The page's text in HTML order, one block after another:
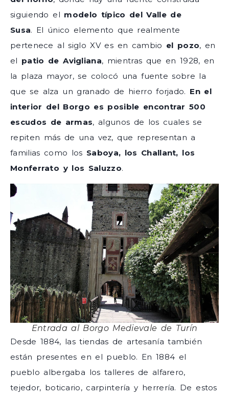
siguiendo el modelo típico del Valle de
Susa. El único elemento que realmente
pertenece al siglo XV es en cambio el pozo, en
el patio de Avigliana, mientras que en 1928, en
la plaza mayor, se colocó una fuente sobre la
que se alza un granado de hierro forjado. En el
interior del Borgo es posible encontrar 500
escudos de armas, algunos de los cuales se
repiten más de una vez, que representan a
familias como los Saboya, los Challant, los
Monferrato y los Saluzzo.
Entrada al Borgo Medievale de Turín
Desde 1884, las tiendas de artesanía también
están presentes en el pueblo. En 1884 el
pueblo albergaba los talleres de alfarero,
tejedor, boticario, carpintería y herrería. De estos